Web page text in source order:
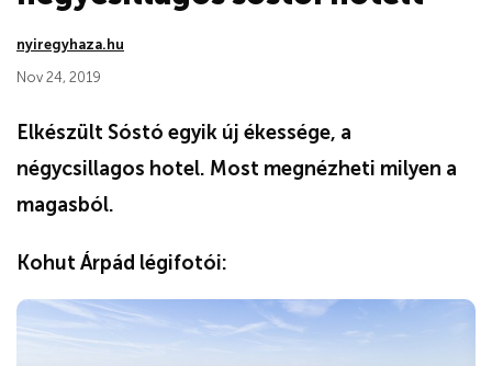
nyiregyhaza.hu
Nov 24, 2019
Elkészült Sóstó egyik új ékessége, a
négycsillagos hotel. Most megnézheti milyen a
magasból.
Kohut Árpád légifotói: